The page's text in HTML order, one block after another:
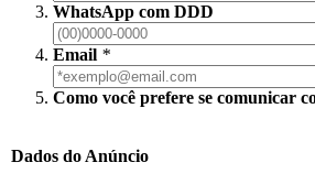
WhatsApp com DDD
Email *
Como você prefere se comunicar
Dados do Anúncio